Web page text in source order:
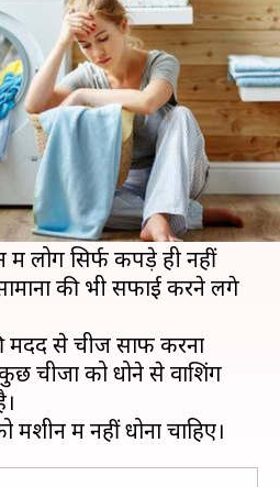
हो सकता है खतरा
pm
हर घर की जरूरत बन गई
से कपड़े धोने काफी आसान हो
लोग सिर्फ कपड़े ही नहीं
की भी सफाई करने लगे
मदद से चीजें साफ करना
चीजों को धोने से वाशिंग